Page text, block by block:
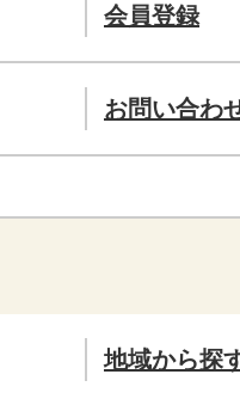
会員登録
お問い合わ
地域から探